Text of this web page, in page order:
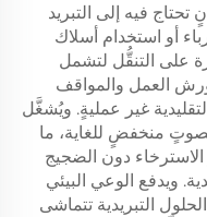
فيه إلى التبريد
أو استخدام أسلاك
على التنقُّل لتشمل
العمل والمواقف
غير عمليةٍ. ويُشغَّل
بصوتٍ منخفضٍ للغاية، ما
الاسترخاء دون الضجيج
ويدفع الوعي البيئي
التبريدية تتماشى